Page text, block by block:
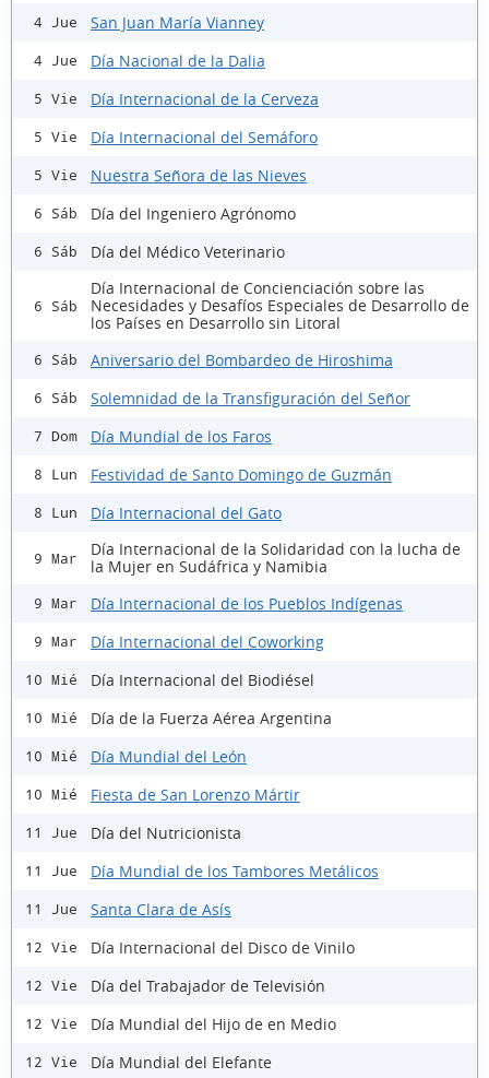
4 Jue San Juan María Vianney
4 Jue Día Nacional de la Dalia
5 Vie Día Internacional de la Cerveza
5 Vie Día Internacional del Semáforo
5 Vie Nuestra Señora de las Nieves
6 Sáb Día del Ingeniero Agrónomo
6 Sáb Día del Médico Veterinario
6 Sáb
Día Internacional de Concienciación sobre las
Necesidades y Desafíos Especiales de Desarrollo de
los Países en Desarrollo sin Litoral
6 Sáb Aniversario del Bombardeo de Hiroshima
6 Sáb Solemnidad de la Transfiguración del Señor
7 Dom Día Mundial de los Faros
8 Lun Festividad de Santo Domingo de Guzmán
8 Lun Día Internacional del Gato
9 Mar
Día Internacional de la Solidaridad con la lucha de
la Mujer en Sudáfrica y Namibia
9 Mar Día Internacional de los Pueblos Indígenas
9 Mar Día Internacional del Coworking
10 Mié Día Internacional del Biodiésel
10 Mié Día de la Fuerza Aérea Argentina
10 Mié Día Mundial del León
10 Mié Fiesta de San Lorenzo Mártir
11 Jue Día del Nutricionista
11 Jue Día Mundial de los Tambores Metálicos
11 Jue Santa Clara de Asís
12 Vie Día Internacional del Disco de Vinilo
12 Vie Día del Trabajador de Televisión
12 Vie Día Mundial del Hijo de en Medio
12 Vie Día Mundial del Elefante